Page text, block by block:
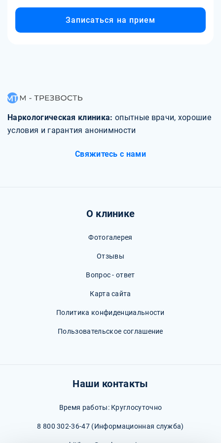
Записаться на прием
Наркологическая клиника: опытные врачи, хорошие
условия и гарантия анонимности
Свяжитесь с нами
О клинике
Фотогалерея
Отзывы
Вопрос - ответ
Карта сайта
Политика конфиденциальности
Пользовательское соглашение
Наши контакты
Время работы: Круглосуточно
8 800 302-36-47 (Информационная служба)